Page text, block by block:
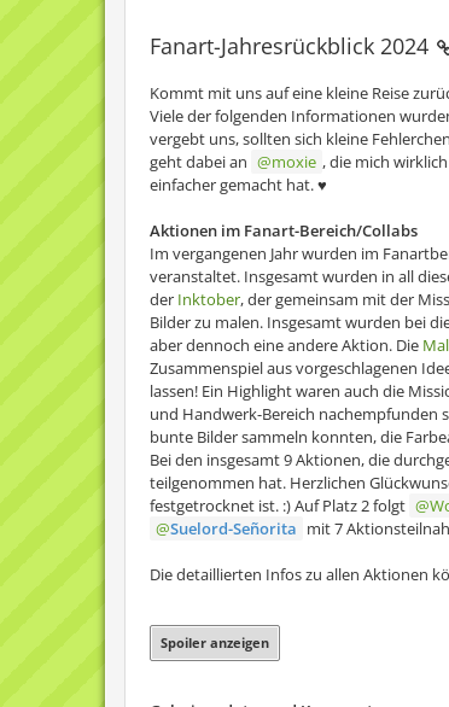
Fanart-Jahresrückblick 2024
Kommt mit uns auf eine kleine Reise
Viele der folgenden Informationen
vergebt uns, sollten sich kleine
geht dabei an
moxie , die mich
einfacher gemacht hat. ♥
Aktionen im Fanart-Bereich/Collabs
Im vergangenen Jahr wurden im
veranstaltet. Insgesamt wurden in all
der Inktober, der gemeinsam mit der
Bilder zu malen. Insgesamt wurden bei
aber dennoch eine andere Aktion. Die
Zusammenspiel aus vorgeschlagenen
lassen! Ein Highlight waren auch die
und Handwerk-Bereich nachempfunden
bunte Bilder sammeln konnten, die
Bei den insgesamt 9 Aktionen, die
teilgenommen hat. Herzlichen
festgetrocknet ist. :) Auf Platz 2 folgt
Suelord-Señorita mit 7
Die detaillierten Infos zu allen Aktionen
Spoiler anzeigen